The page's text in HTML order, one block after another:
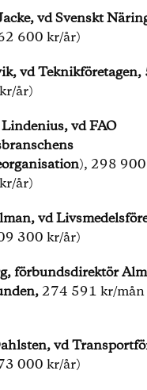
vd Svenskt
600 kr/år)
vd Teknikföretagen,
år)
vd FAO
), 298
år)
vd
300 kr/år)
förbundsdirektör
274 591 kr/
vd
000 kr/år)